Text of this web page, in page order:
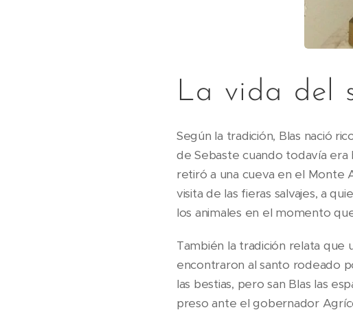
La vida del
Según la tradición, Blas nació
de Sebaste cuando todavía era
retiró a una cueva en el Monte
visita de las fieras salvajes, a
los animales en el momento
También la tradición relata que
encontraron al santo rodeado
las bestias, pero san Blas las
preso ante el gobernador